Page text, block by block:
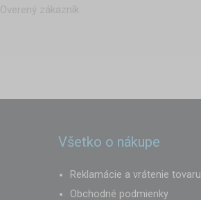
Overený zákazník
Všetko o nákupe
Reklamácie a vrátenie tovaru
Obchodné podmienky